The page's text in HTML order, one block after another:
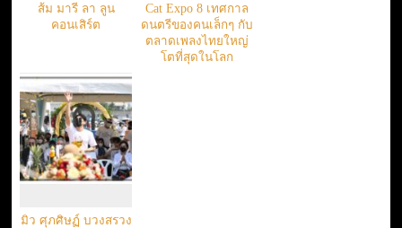
ส้ม มารี ลา ลูน
คอนเสิร์ต
Cat Expo 8 เทศกาล
ดนตรีของคนเล็กๆ กับ
ตลาดเพลงไทยใหญ่
โตที่สุดในโลก
มิว ศุภศิษฏ์ บวงสรวง